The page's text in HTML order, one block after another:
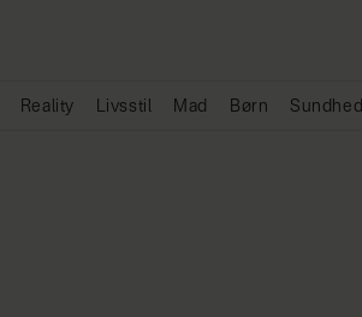
Reality Livsstil Mad Børn Sundhed